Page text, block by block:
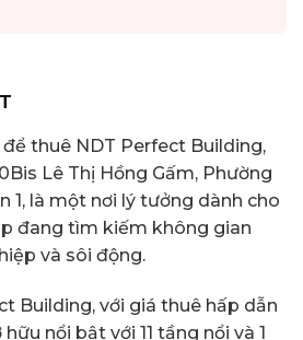
thuê NDT Perfect Building,
Lê Thị Hồng Gấm, Phường
1, là một nơi lý tưởng dành cho
đang tìm kiếm không gian
và sôi động.
Building, với giá thuê hấp dẫn
nổi bật với 11 tầng nổi và 1